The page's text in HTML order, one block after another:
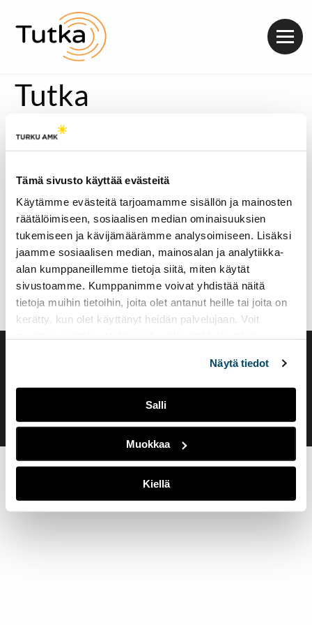
Tämä sivusto käyttää evästeitä
Käytämme evästeitä tarjoamamme sisällön ja mainosten
räätälöimiseen, sosiaalisen median ominaisuuksien
tukemiseen ja kävijämäärämme analysoimiseen. Lisäksi
jaamme sosiaalisen median, mainosalan ja analytiikka-
alan kumppaneillemme tietoja siitä, miten käytät
sivustoamme. Kumppanimme voivat yhdistää näitä
tietoja muihin tietoihin, joita olet antanut heille tai joita on
kerätty, kun olet käyttänyt heidän palvelujaan. Voit
Näytä tiedot
Salli
Muokkaa
Kiellä
Tutka